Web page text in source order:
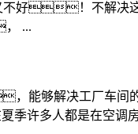
！不解决这
...
能够解决工厂车
许多人都是在空